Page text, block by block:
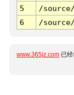
5
/
6
/
www.365jz.com 已